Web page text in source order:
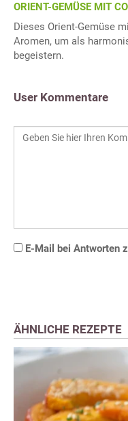
ORIENT-GEMÜSE MIT
Dieses Orient-Gemüse
Aromen, um als
begeistern.
User Kommentare
E-Mail bei Antworten
ÄHNLICHE REZEPTE